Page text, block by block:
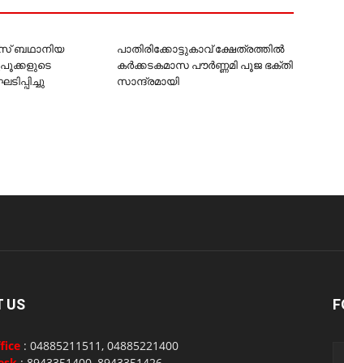
ബഥാനിയ
പാതിരിക്കോട്ടുകാവ് ക്ഷേത്രത്തില്‍
കര്‍ക്കടകമാസ പൗര്‍ണ്ണമി പൂജ ഭക്തി
സാന്ദ്രമായി
US
: 04885211511, 04885221400